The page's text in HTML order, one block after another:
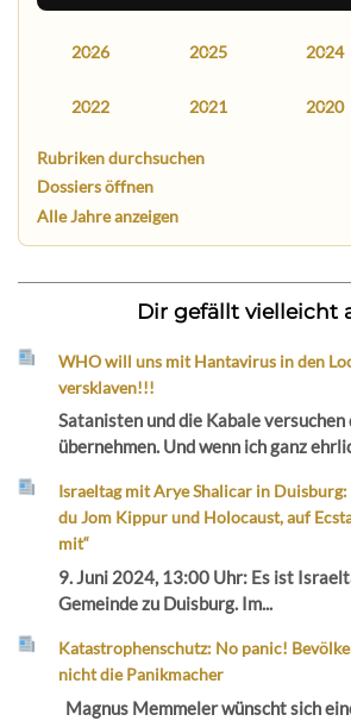
2026 2025 2024
2022 2021 2020
Rubriken durchsuchen
Dossiers öffnen
Alle Jahre anzeigen
Dir gefällt vielleicht
WHO will uns mit Hantavirus in den
versklaven!!!
Satanisten und die Kabale
übernehmen. Und wenn ich ganz
Israeltag mit Arye Shalicar in
du Jom Kippur und Holocaust, auf
mit“
9. Juni 2024, 13:00 Uhr: Es ist
Gemeinde zu Duisburg. Im...
Katastrophenschutz: No panic!
nicht die Panikmacher
Magnus Memmeler wünscht sich